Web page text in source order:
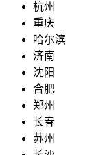
杭州
重庆
哈尔滨
济南
沈阳
合肥
郑州
长春
苏州